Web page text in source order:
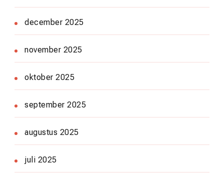
december 2025
november 2025
oktober 2025
september 2025
augustus 2025
juli 2025